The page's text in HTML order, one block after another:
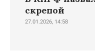
скрепой
27.01.2026, 14:58